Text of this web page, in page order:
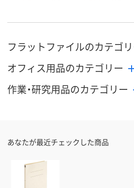
フラットファイルのカテゴ
オフィス用品のカテゴリー
作業・研究用品のカテゴリー
あなたが最近チェックした商品